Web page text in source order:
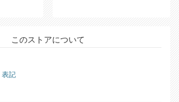
このストアについて
表記